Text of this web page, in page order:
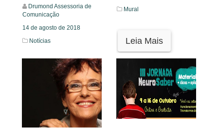
Drumond Assessoria de
Comunicação
14 de agosto de 2018
Notícias
Leia Mais
Mural
Leia Mais